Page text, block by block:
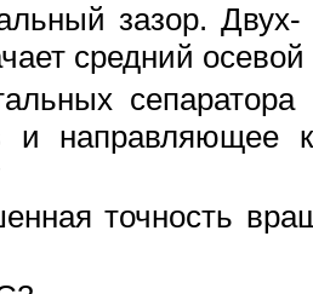
зазор.
средний
сепаратора
и направляющее
точность